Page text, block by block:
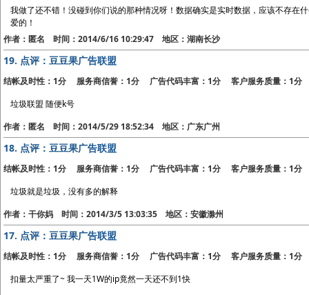
我做了还不错！没碰到你们说的那种情况呀！数据确实是实时数据，应该不存在
爱的！
作者：匿名 时间：2014/6/16 10:29:47 地区：湖南长沙
19. 点评：豆豆果广告联盟
结帐及时性：1分 服务商信誉：1分 广告代码丰富：1分 客户服务质量：1分
垃圾联盟 随便k号
作者：匿名 时间：2014/5/29 18:52:34 地区：广东广州
18. 点评：豆豆果广告联盟
结帐及时性：1分 服务商信誉：1分 广告代码丰富：1分 客户服务质量：1分
垃圾就是垃圾，没有多的解释
作者：干你妈 时间：2014/3/5 13:03:35 地区：安徽滁州
17. 点评：豆豆果广告联盟
结帐及时性：1分 服务商信誉：1分 广告代码丰富：1分 客户服务质量：1分
扣量太严重了~ 我一天1W的ip竟然一天还不到1快